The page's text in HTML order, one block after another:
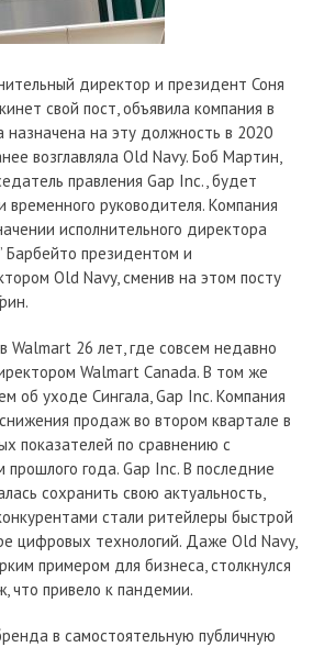
директор и президент Соня
свой пост, объявила компания в
назначена на эту должность в 2020
возглавляла Old Navy. Боб Мартин,
правления Gap Inc., будет
временного руководителя. Компания
исполнительного директора
Барбейто президентом и
Old Navy, сменив на этом посту
Walmart 26 лет, где совсем недавно
Walmart Canada. В том же
об уходе Сингала, Gap Inc. Компания
продаж во втором квартале в
показателей по сравнению с
года. Gap Inc. В последние
сохранить свою актуальность,
стали ритейлеры быстрой
цифровых технологий. Даже Old Navy,
примером для бизнеса, столкнулся
что привело к пандемии.
в самостоятельную публичную